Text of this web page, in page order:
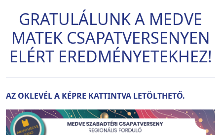
GRATULÁLUNK A MEDVE
MATEK CSAPATVERSENYEN
ELÉRT EREDMÉNYETEKHEZ!
AZ OKLEVÉL A KÉPRE KATTINTVA LETÖLTHETŐ.